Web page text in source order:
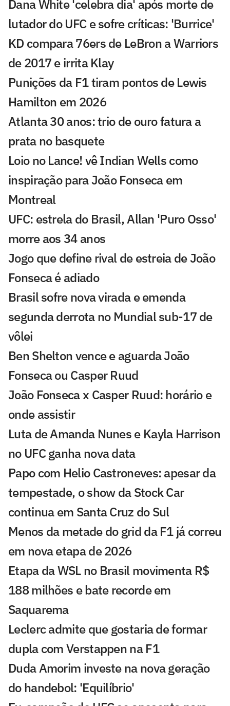
Dana White 'celebra dia' após morte de
lutador do UFC e sofre críticas: 'Burrice'
KD compara 76ers de LeBron a Warriors
de 2017 e irrita Klay
Punições da F1 tiram pontos de Lewis
Hamilton em 2026
Atlanta 30 anos: trio de ouro fatura a
prata no basquete
Loio no Lance! vê Indian Wells como
inspiração para João Fonseca em
Montreal
UFC: estrela do Brasil, Allan 'Puro Osso'
morre aos 34 anos
Jogo que define rival de estreia de João
Fonseca é adiado
Brasil sofre nova virada e emenda
segunda derrota no Mundial sub-17 de
vôlei
Ben Shelton vence e aguarda João
Fonseca ou Casper Ruud
João Fonseca x Casper Ruud: horário e
onde assistir
Luta de Amanda Nunes e Kayla Harrison
no UFC ganha nova data
Papo com Helio Castroneves: apesar da
tempestade, o show da Stock Car
continua em Santa Cruz do Sul
Menos da metade do grid da F1 já correu
em nova etapa de 2026
Etapa da WSL no Brasil movimenta R$
188 milhões e bate recorde em
Saquarema
Leclerc admite que gostaria de formar
dupla com Verstappen na F1
Duda Amorim investe na nova geração
do handebol: 'Equilíbrio'